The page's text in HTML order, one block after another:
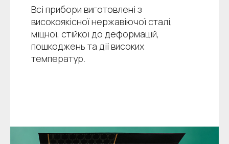
Всі прибори виготовлені з
високоякісної нержавіючої сталі,
міцної, стійкої до деформацій,
пошкоджень та дії високих
температур.